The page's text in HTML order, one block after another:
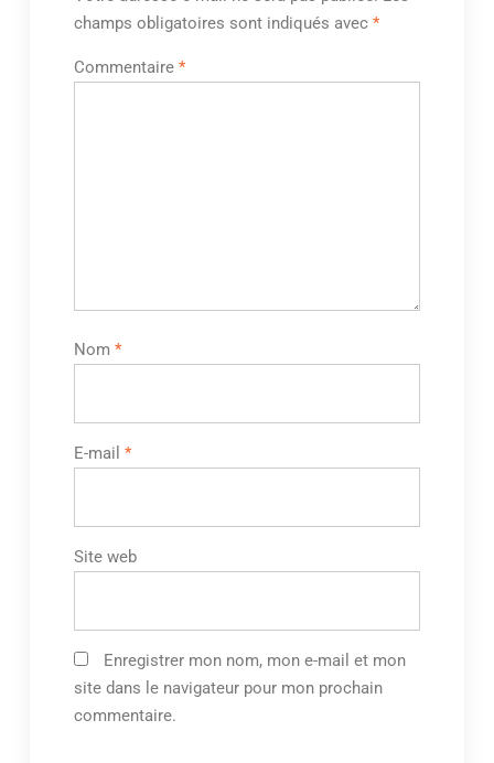
champs obligatoires sont indiqués avec *
Commentaire *
Nom *
E-mail *
Site web
Enregistrer mon nom, mon e-mail et mon
site dans le navigateur pour mon prochain
commentaire.